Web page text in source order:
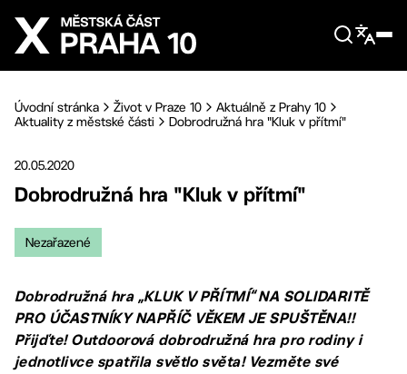
Přejít na hlavní obsah
Úvodní stránka Život v Praze 10
Aktuálně z Prahy 10
Aktuality z městské části
Dobrodružná hra "Kluk v přítmí"
20.05.2020
Dobrodružná hra "Kluk v přítmí"
Nezařazené
Dobrodružná hra „KLUK V PŘÍTMÍ“ NA SOLIDARITĚ
PRO ÚČASTNÍKY NAPŘÍČ VĚKEM JE SPUŠTĚNA!!
Přijďte! Outdoorová dobrodružná hra pro rodiny i
jednotlivce spatřila světlo světa! Vezměte své